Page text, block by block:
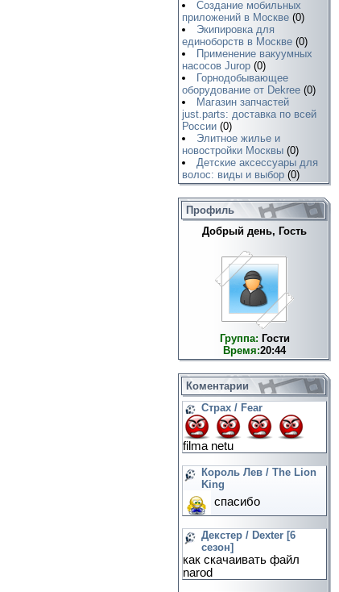
Создание мобильных
приложений в Москве (0)
Экипировка для
единоборств в Москве (0)
Применение вакуумных
насосов Jurop (0)
Горнодобывающее
оборудование от Dekree (0)
Магазин запчастей
just.parts: доставка по всей
России (0)
Элитное жилье и
новостройки Москвы (0)
Детские аксессуары для
волос: виды и выбор (0)
Профиль
Добрый день, Гость
Группа: Гости
Время:20:44
Коментарии
Страх / Fear
filma netu
Король Лев / The Lion
King
спасибо
Декстер / Dexter [6
сезон]
как скачаивать файл
narod